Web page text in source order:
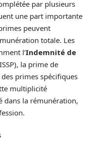
par plusieurs
une part importante
peuvent
totale. Les
l’Indemnité de
la prime de
primes spécifiques
multiplicité
dans la rémunération,